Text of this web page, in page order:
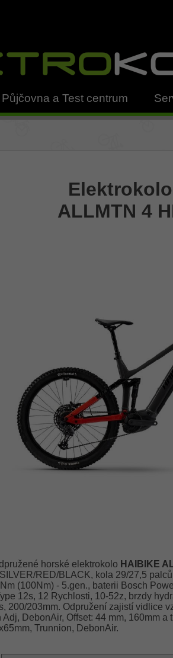
Půjčovna a Test centrum
ALLMTN 4
horské elektrokolo HAIBIKE
RED/BLACK, kola 29/27,5
(100Nm) - 5.gen., baterii Bosch
12s, 12 Rychlosti, 10-52z, brzdy
200/203mm. Odpružení zajistí vidlice
Adj, DebonAir, Offset: 44 mm, 160mm
Trunnion, DebonAir.